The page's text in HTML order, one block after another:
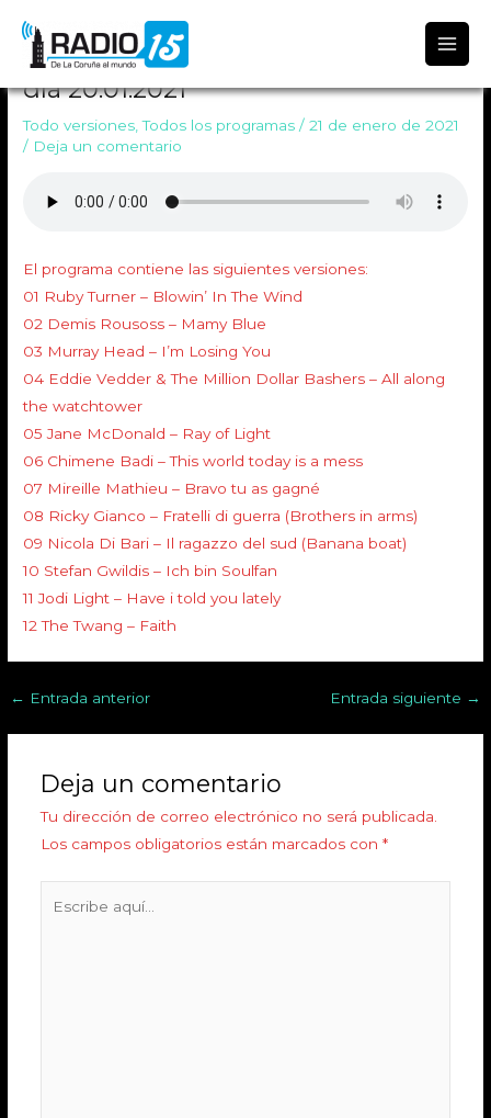
TODO VERSIONES 1296 Emitido el
día 20.01.2021
Todo versiones ,Todos los programas /21 de enero de 2021
/ Deja un comentario
El programa contiene las siguientes versiones:
01 Ruby Turner – Blowin’ In The Wind
02 Demis Rousoss – Mamy Blue
03 Murray Head – I’m Losing You
04 Eddie Vedder & The Million Dollar Bashers – All along
the watchtower
05 Jane McDonald – Ray of Light
06 Chimene Badi – This world today is a mess
07 Mireille Mathieu – Bravo tu as gagné
08 Ricky Gianco – Fratelli di guerra (Brothers in arms)
09 Nicola Di Bari – Il ragazzo del sud (Banana boat)
10 Stefan Gwildis – Ich bin Soulfan
11 Jodi Light – Have i told you lately
12 The Twang – Faith
← Entrada anterior Entrada siguiente →
Deja un comentario
Tu dirección de correo electrónico no será publicada.
Los campos obligatorios están marcados con *